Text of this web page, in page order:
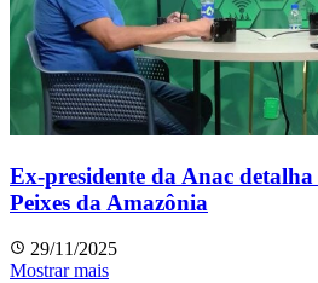
Ex-presidente da Anac detalha
Peixes da Amazônia
29/11/2025
Mostrar mais